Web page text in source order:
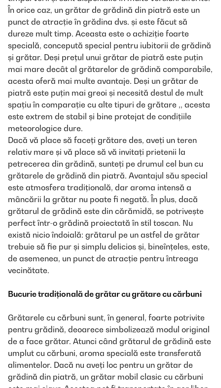
În orice caz, un grătar de grădină din piatră este un
punct de atracție în grădina dvs. și este făcut să
dureze mult timp. Aceasta este o achiziție foarte
specială, concepută special pentru iubitorii de grădină
și grătar. Deși prețul unui grătar de piatră este puțin
mai mare decât al grătarelor de grădină comparabile,
acesta oferă mai multe avantaje. Deși un grătar de
piatră este puțin mai greoi și necesită destul de mult
spațiu în comparație cu alte tipuri de grătare ,, acesta
este extrem de stabil și bine protejat de condițiile
meteorologice dure.
Dacă vă place să faceți grătare des, aveți un teren
relativ mare și vă place să vă invitați prietenii la
petrecerea din grădină, sunteți pe drumul cel bun cu
grătarele de grădină din piatră. Avantajul său special
este atmosfera tradițională, dar aroma intensă a
mâncării la grătar nu poate fi negată. În plus, dacă
grătarul de grădină este din cărămidă, se potrivește
perfect într-o grădină proiectată în stil toscan. Nu
există nicio îndoială: grătarul pe un astfel de grătar
trebuie să fie pur și simplu delicios și, bineînțeles, este,
de asemenea, un punct de atracție pentru întreaga
vecinătate.
Bucurie tradițională de grătar cu grătare cu cărbuni
Grătarele cu cărbuni sunt, în general, foarte potrivite
pentru grădină, deoarece simbolizează modul original
de a face grătar. Atunci când grătarul de grădină este
umplut cu cărbuni, aroma specială este transferată
alimentelor. Dacă nu aveți loc pentru un grătar de
grădină din piatră, un grătar mobil clasic cu cărbuni